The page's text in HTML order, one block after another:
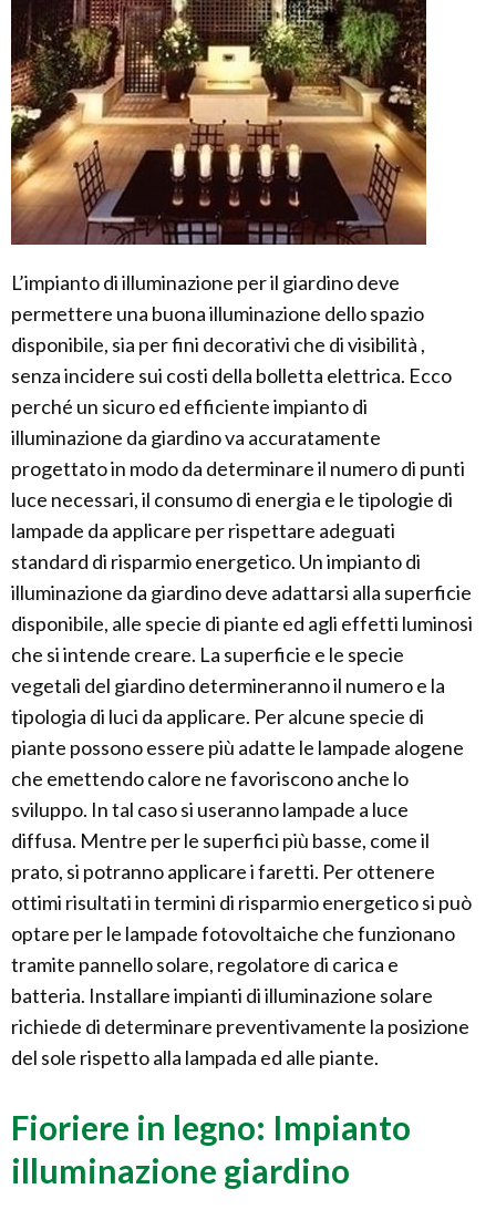
L’impianto di illuminazione per il giardino deve
permettere una buona illuminazione dello spazio
disponibile, sia per fini decorativi che di visibilità ,
senza incidere sui costi della bolletta elettrica. Ecco
perché un sicuro ed efficiente impianto di
illuminazione da giardino va accuratamente
progettato in modo da determinare il numero di punti
luce necessari, il consumo di energia e le tipologie di
lampade da applicare per rispettare adeguati
standard di risparmio energetico. Un impianto di
illuminazione da giardino deve adattarsi alla superficie
disponibile, alle specie di piante ed agli effetti luminosi
che si intende creare. La superficie e le specie
vegetali del giardino determineranno il numero e la
tipologia di luci da applicare. Per alcune specie di
piante possono essere più adatte le lampade alogene
che emettendo calore ne favoriscono anche lo
sviluppo. In tal caso si useranno lampade a luce
diffusa. Mentre per le superfici più basse, come il
prato, si potranno applicare i faretti. Per ottenere
ottimi risultati in termini di risparmio energetico si può
optare per le lampade fotovoltaiche che funzionano
tramite pannello solare, regolatore di carica e
batteria. Installare impianti di illuminazione solare
richiede di determinare preventivamente la posizione
del sole rispetto alla lampada ed alle piante.
Fioriere in legno: Impianto
illuminazione giardino